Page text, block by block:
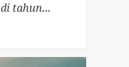
tahun...